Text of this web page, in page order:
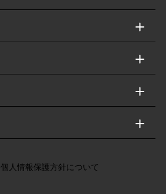
個人情報保護方針について